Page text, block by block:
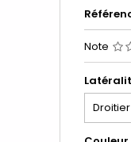
Note